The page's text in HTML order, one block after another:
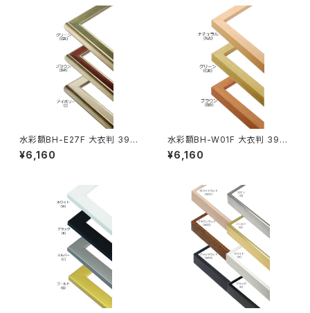
水彩額BH-E27F 大衣判 393×
508ミリ
¥6,160
水彩額BH-W01F 大衣判 393
×508ミリ
¥6,160